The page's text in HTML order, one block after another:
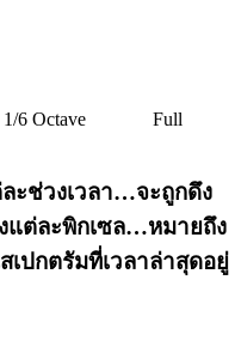
6 Octave Full
ะช่วงเวลา…จะถูกดึง
แต่ละพิกเซล…หมายถึง
เปกตรัมที่เวลาล่าสุดอยู่